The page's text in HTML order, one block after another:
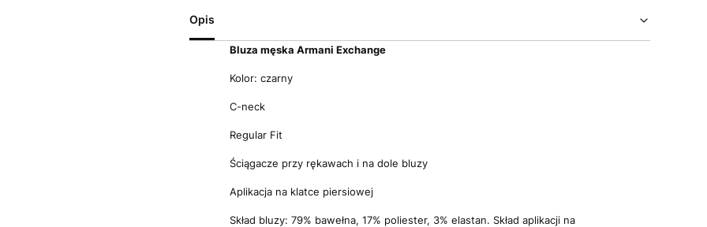
Opis
Bluza męska Armani Exchange
Kolor: czarny
C-neck
Regular Fit
Ściągacze przy rękawach i na dole bluzy
Aplikacja na klatce piersiowej
Skład bluzy: 79% bawełna, 17% poliester, 3% elastan. Skład aplikacji na